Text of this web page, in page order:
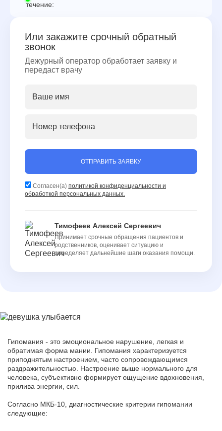
течение:
Или закажите срочный обратный
звонок
Дежурный оператор обработает заявку и
передаст врачу
ОТПРАВИТЬ ЗАЯВКУ
Согласен(а) политикой конфиденциальности и
обработкой персональных данных.
Тимофеев Алексей Сергеевич
Принимает срочные обращения пациентов и
родственников, оценивает ситуацию и
определяет дальнейшие шаги оказания помощи.
Гипомания - это эмоциональное нарушение, легкая и
обратимая форма мании. Гипомания характеризуется
приподнятым настроением, часто сопровождающимся
раздражительностью. Настроение выше нормального для
человека, субъективно формирует ощущение вдохновения,
прилива энергии, сил.
Согласно МКБ-10, диагностические критерии гипомании
следующие: